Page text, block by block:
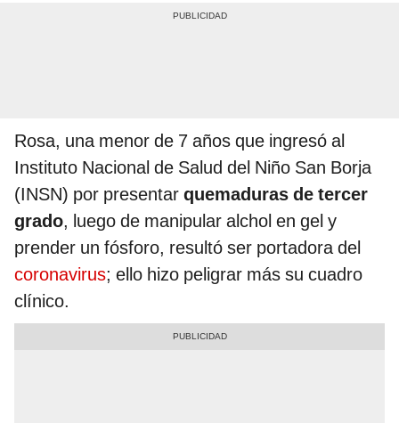
Rosa, una menor de 7 años que ingresó al
Instituto Nacional de Salud del Niño San Borja
(INSN) por presentar quemaduras de tercer
grado, luego de manipular alchol en gel y
prender un fósforo, resultó ser portadora del
coronavirus; ello hizo peligrar más su cuadro
clínico.